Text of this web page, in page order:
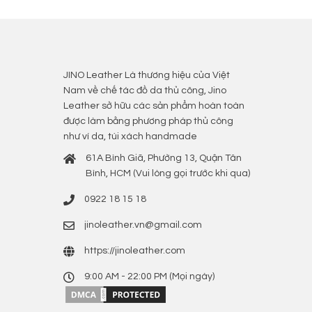
JINO Leather Là thương hiệu của Việt
Nam về chế tác đồ da thủ công, Jino
Leather sở hữu các sản phẩm hoàn toàn
được làm bằng phương pháp thủ công
như ví da, túi xách handmade
61A Bình Giã, Phường 13, Quận Tân
Bình, HCM (Vui lòng gọi trước khi qua)
0922 18 15 18
jinoleather.vn@gmail.com
https://jinoleather.com
9:00 AM - 22:00 PM (Mọi ngày)